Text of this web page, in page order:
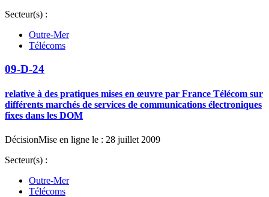
Secteur(s) :
Outre-Mer
Télécoms
09-D-24
relative à des pratiques mises en œuvre par France Télécom sur
différents marchés de services de communications électroniques
fixes dans les DOM
DécisionMise en ligne le : 28 juillet 2009
Secteur(s) :
Outre-Mer
Télécoms